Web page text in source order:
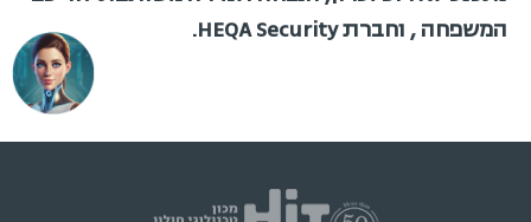
המשפחה , וחברת HEQA Security.